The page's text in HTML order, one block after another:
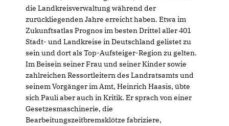
die Landkreisverwaltung während der
zurückliegenden Jahre erreicht haben. Etwa im
Zukunftsatlas Prognos im besten Drittel aller 401
Stadt- und Landkreise in Deutschland gelistet zu
sein und dort als Top-Aufsteiger-Region zu gelten.
Im Beisein seiner Frau und seiner Kinder sowie
zahlreichen Ressortleitern des Landratsamts und
seinem Vorgänger im Amt, Heinrich Haasis, übte
sich Pauli aber auch in Kritik. Er sprach von einer
Gesetzesmaschinerie, die
Bearbeitungszeitbremsklötze fabriziere,